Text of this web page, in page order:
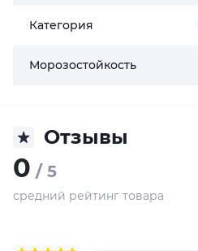
Категория
Морозостойкость
Отзывы
0 / 5
средний рейтинг товара